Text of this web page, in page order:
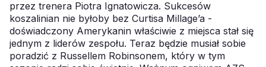
przez trenera Piotra Ignatowicza. Sukcesów
koszalinian nie byłoby bez Curtisa Millage’a -
doświadczony Amerykanin właściwie z miejsca stał się
jednym z liderów zespołu. Teraz będzie musiał sobie
poradzić z Russellem Robinsonem, który w tym